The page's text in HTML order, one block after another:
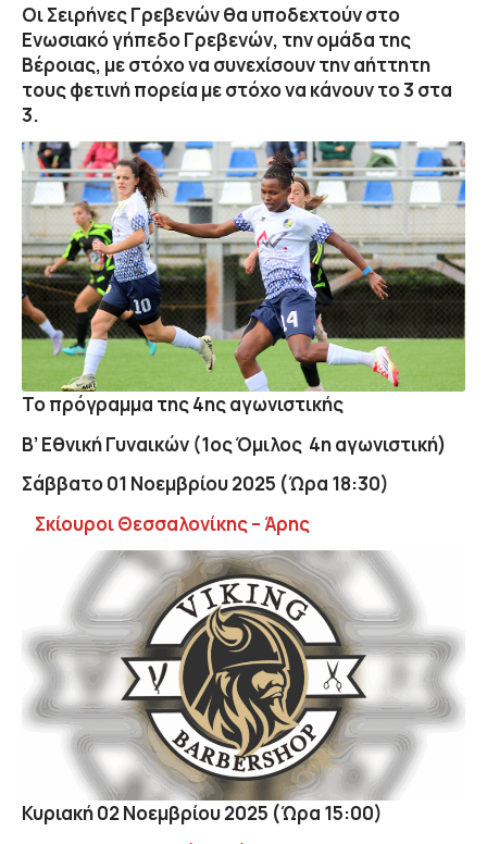
Οι Σειρήνες Γρεβενών θα υποδεχτούν στο
Ενωσιακό γήπεδο Γρεβενών, την ομάδα της
Βέροιας, με στόχο να συνεχίσουν την αήττητη
τους φετινή πορεία με στόχο να κάνουν το 3 στα
3.
Το πρόγραμμα της 4ης αγωνιστικής
Β’ Εθνική Γυναικών (1ος Όμιλος 4η αγωνιστική)
Σάββατο 01 Νοεμβρίου 2025 (Ώρα 18:30)
Σκίουροι Θεσσαλονίκης – Άρης
Κυριακή 02 Νοεμβρίου 2025 (Ώρα 15:00)